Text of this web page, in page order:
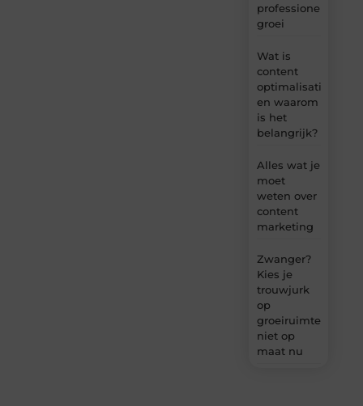
professionele
groei
Wat is
content
optimalisatie
en waarom
is het
belangrijk?
Alles wat je
moet
weten over
content
marketing
Zwanger?
Kies je
trouwjurk
op
groeiruimte,
niet op
maat nu